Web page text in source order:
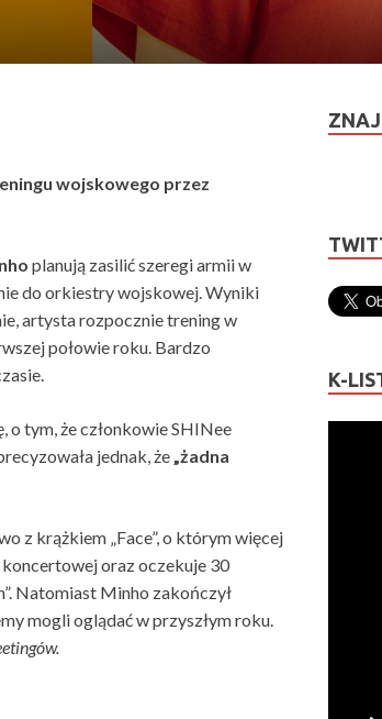
wojskowego przez
planują zasilić szeregi armii w
do orkiestry wojskowej. Wyniki
artysta rozpocznie trening w
połowie roku. Bardzo
tym, że członkowie SHINee
jednak, że„żadna
z krążkiem „Face”, o którym więcej
oraz oczekuje 30
Natomiast Minho zakończył
mogli oglądać w przyszłym roku.
K-